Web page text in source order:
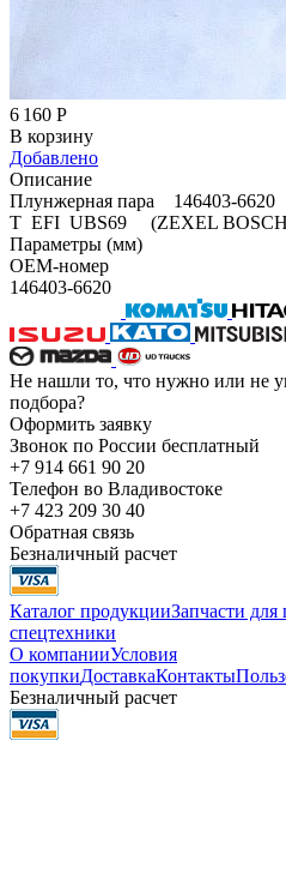
6 160 Р
В корзину
Добавлено
Описание
Плунжерная пара 146403-
T EFI UBS69 (ZEXEL
Параметры (мм)
OEM-номер
146403-6620
Не нашли то, что нужно или не
подбора?
Оформить заявку
Звонок по России бесплатный
+7 914 661 90 20
Телефон во Владивостоке
+7 423 209 30 40
Обратная связь
Безналичный расчет
Каталог продукцииЗапчасти для
спецтехники
О компанииУсловия
покупкиДоставкаКонтакты
Безналичный расчет